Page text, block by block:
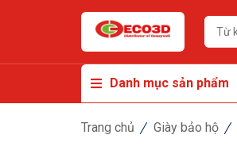
Danh mục sản phẩm
Trang chủ Giày bảo hộ